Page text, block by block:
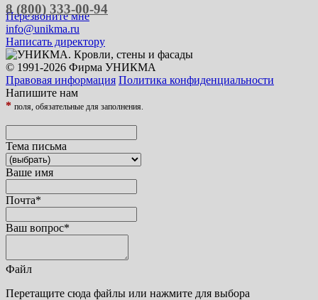
8 (800) 333-00-94
Перезвоните мне
info@unikma.ru
Написать директору
© 1991-2026 Фирма УНИКМА
Правовая информация Политика конфиденциальности
Напишите нам
* поля, обязательные для заполнения.
Тема письма
Ваше имя
Почта*
Ваш вопрос*
Файл
Перетащите сюда файлы или нажмите для выбора